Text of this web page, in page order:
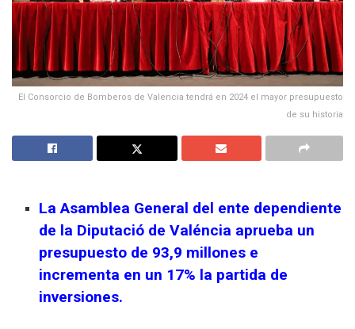
El Consorcio de Bomberos de Valencia tendrá en 2024 el mayor presupuesto
de su historia
La Asamblea General del ente dependiente
de la Diputació de Valéncia aprueba un
presupuesto de 93,9 millones e
incrementa en un 17% la partida de
inversiones.